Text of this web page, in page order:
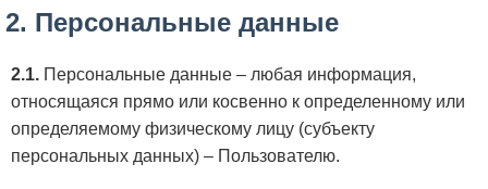
2. Персональные данные
2.1. Персональные данные – любая информация,
относящаяся прямо или косвенно к определенному или
определяемому физическому лицу (субъекту
персональных данных) – Пользователю.